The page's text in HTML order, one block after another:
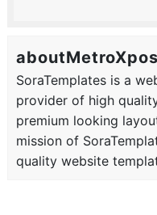
SoraTemplates is a
provider of high
premium looking
mission of
quality website